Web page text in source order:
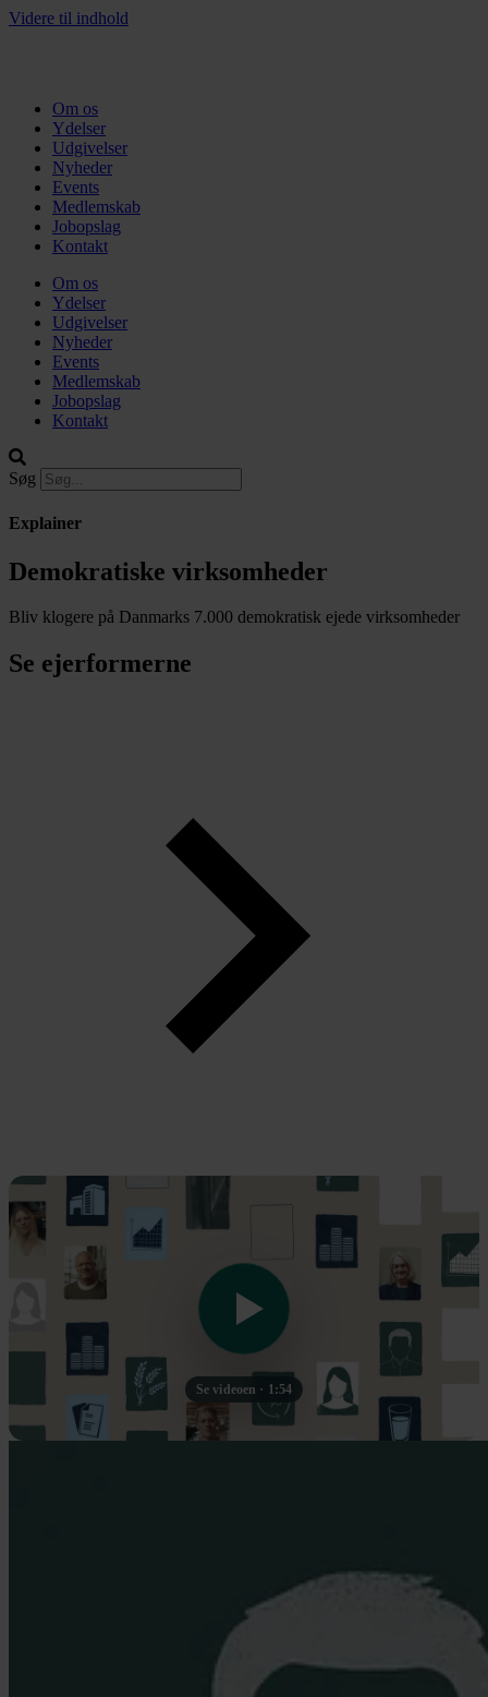
Videre til indhold
Om os
Ydelser
Udgivelser
Nyheder
Events
Medlemskab
Jobopslag
Kontakt
Om os
Ydelser
Udgivelser
Nyheder
Events
Medlemskab
Jobopslag
Kontakt
Søg
Explainer
Demokratiske virksomheder
Bliv klogere på Danmarks 7.000 demokratisk ejede virksomheder
Se ejerformerne
Se videoen · 1:54